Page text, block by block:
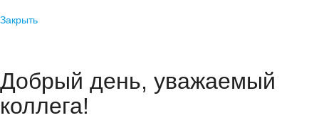
Закрыть
Добрый день, уважаемый
коллега!